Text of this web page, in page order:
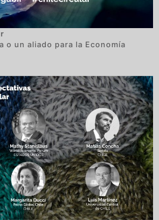
o un aliado para la Economía